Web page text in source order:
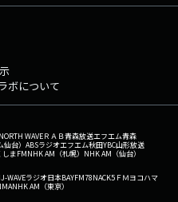
ボについて
WAVEＲＡＢ青森放送エフエム青森
台） ABSラジオエフエム秋田YBC山形放送
しまFMNHK AM（札幌） NHK AM（仙台）
J-WAVEラジオ日本BAYFM78NACK5 ＦＭヨコハマ
NHK AM（東京）